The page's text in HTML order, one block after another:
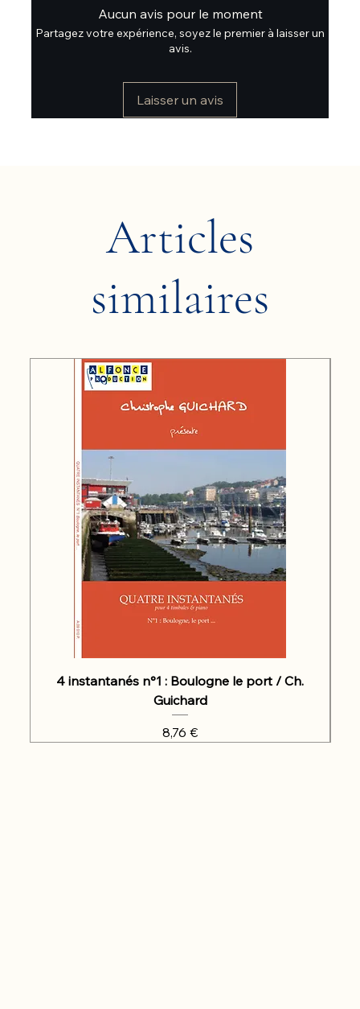
Aucun avis pour le moment
Partagez votre expérience, soyez le premier à laisser un
avis.
Laisser un avis
Articles
similaires
4 instantanés n°1 : Boulogne le port / Ch.
Guichard
Prix
8,76 €